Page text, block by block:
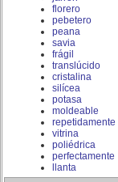
florero
pebetero
peana
savia
frágil
translúcido
cristalina
silícea
potasa
moldeable
repetidamente
vitrina
poliédrica
perfectamente
llanta